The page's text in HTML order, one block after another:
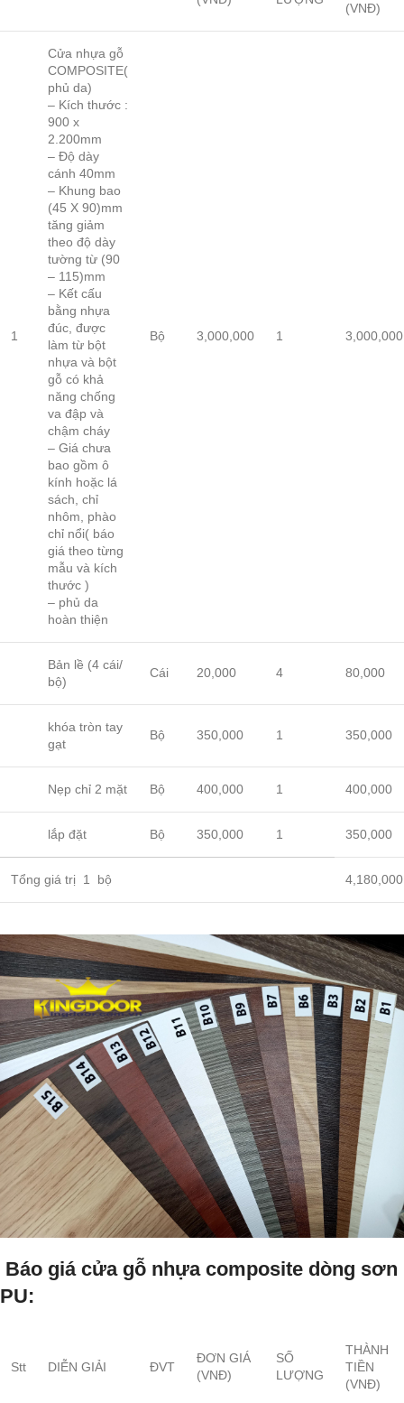
(VNĐ)
1
Cửa nhựa gỗ
COMPOSITE(
phủ da)
– Kích thước :
900 x
2.200mm
– Độ dày
cánh 40mm
– Khung bao
(45 X 90)mm
tăng giảm
theo độ dày
tường từ (90
– 115)mm
– Kết cấu
bằng nhựa
đúc, được
làm từ bột
nhựa và bột
gỗ có khả
năng chống
va đập và
chậm cháy
– Giá chưa
bao gồm ô
kính hoặc lá
sách, chỉ
nhôm, phào
chỉ nổi( báo
giá theo từng
mẫu và kích
thước )
– phủ da
hoàn thiện
Bộ 3,000,000 1 3,000,000
Bản lề (4 cái/
bộ)
Cái 20,000 4 80,000
khóa tròn tay
gạt
Bộ 350,000 1 350,000
Nẹp chỉ 2 mặt Bộ 400,000 1 400,000
lắp đặt Bộ 350,000 1 350,000
Tổng giá trị 1 bộ 4,180,000
Báo giá cửa gỗ nhựa composite dòng sơn
PU:
Stt DIỄN GIẢI ĐVT
ĐƠN GIÁ
(VNĐ)
SỐ
LƯỢNG
THÀNH
TIỀN
(VNĐ)